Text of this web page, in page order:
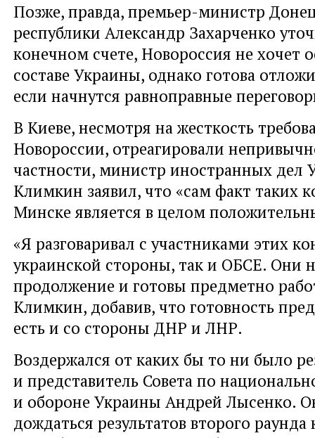
Позже, правда, премьер-министр
республики Александр Захарченко
конечном счете, Новороссия не хочет
составе Украины, однако готова
если начнутся равноправные
В Киеве, несмотря на жесткость
Новороссии, отреагировали
частности, министр иностранных дел
Климкин заявил, что «сам факт таких
Минске является в целом
«Я разговаривал с участниками этих
украинской стороны, так и ОБСЕ. Они
продолжение и готовы предметно
Климкин, добавив, что готовность
есть и со стороны ДНР и ЛНР.
Воздержался от каких бы то ни было
и представитель Совета по
и обороне Украины Андрей Лысенко.
дождаться результатов второго раунда